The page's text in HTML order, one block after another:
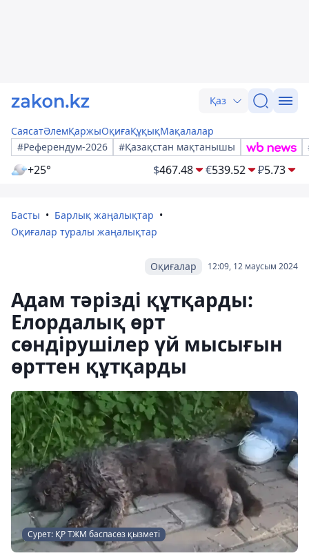
Қаз
СаясатӘлемҚаржыОқиғаҚұқықМақалалар
#Референдум-2026
#Қазақстан мақтанышы
+25° $467.48 €539.52 ₽5.73
Басты
Барлық жаңалықтар
Оқиғалар туралы жаңалықтар
12:09, 12 маусым 2024
Оқиғалар
Адам тәрізді құтқарды:
Елордалық өрт
сөндірушілер үй мысығын
өрттен құтқарды
Сурет: ҚР ТЖМ баспасөз қызметі